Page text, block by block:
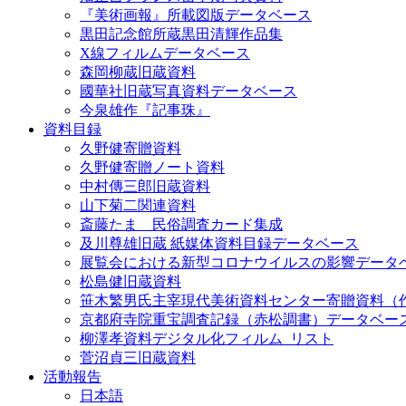
『美術画報』所載図版データベース
黒田記念館所蔵黒田清輝作品集
X線フィルムデータベース
森岡柳蔵旧蔵資料
國華社旧蔵写真資料データベース
今泉雄作『記事珠』
資料目録
久野健寄贈資料
久野健寄贈ノート資料
中村傳三郎旧蔵資料
山下菊二関連資料
斎藤たま 民俗調査カード集成
及川尊雄旧蔵 紙媒体資料目録データベース
展覧会における新型コロナウイルスの影響データ
松島健旧蔵資料
笹木繁男氏主宰現代美術資料センター寄贈資料（
京都府寺院重宝調査記録（赤松調書）データベー
柳澤孝資料デジタル化フィルム_リスト
菅沼貞三旧蔵資料
活動報告
日本語